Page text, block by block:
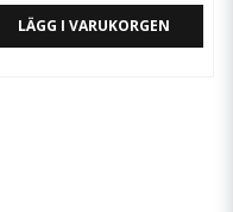
LÄGG I VARUKORGEN